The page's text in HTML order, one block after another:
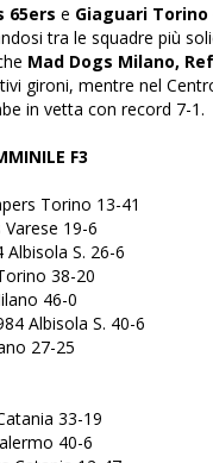
65ers e Giaguari Torino
tra le squadre più
Mad Dogs Milano,
gironi, mentre nel
in vetta con record 7-1.
F3
Torino 13-41
19-6
S. 26-6
38-20
46-0
Albisola S. 40-6
27-25
33-19
40-6